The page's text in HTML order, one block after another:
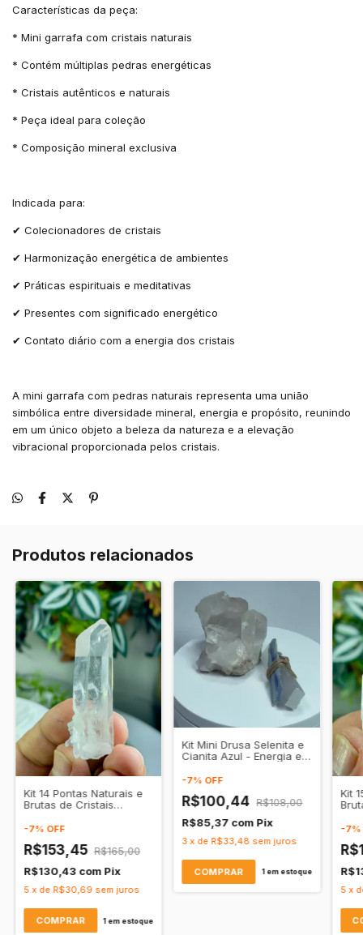
Características da peça:
* Mini garrafa com cristais naturais
* Contém múltiplas pedras energéticas
* Cristais autênticos e naturais
* Peça ideal para coleção
* Composição mineral exclusiva
Indicada para:
✔ Colecionadores de cristais
✔ Harmonização energética de ambientes
✔ Práticas espirituais e meditativas
✔ Presentes com significado energético
✔ Contato diário com a energia dos cristais
A mini garrafa com pedras naturais representa uma união
simbólica entre diversidade mineral, energia e propósito, reunindo
em um único objeto a beleza da natureza e a elevação
vibracional proporcionada pelos cristais.
Produtos relacionados
Kit 14 Pontas Naturais e
Brutas de Cristais
Transparente - Expansão
-7% OFF
R$153,45 R$165,00
R$130,43 com Pix
5 x de R$30,69 sem juros
1em estoque
Kit Mini Drusa Selenita e
Cianita Azul - Energia e
-7% OFF
R$100,44 R$108,00
R$85,37 com Pix
3 x de R$33,48 sem juros
1 em estoque
Kit
-7%
5 x